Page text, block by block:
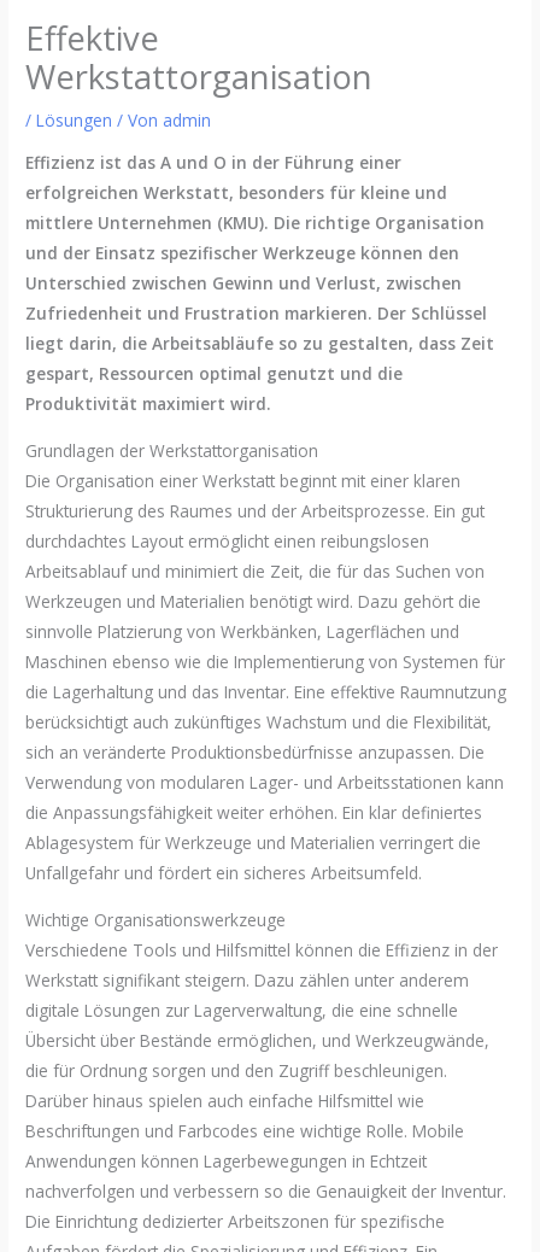
Effektive
Werkstattorganisation
/Lösungen / Von admin
Effizienz ist das A und O in der Führung einer
erfolgreichen Werkstatt, besonders für kleine und
mittlere Unternehmen (KMU). Die richtige Organisation
und der Einsatz spezifischer Werkzeuge können den
Unterschied zwischen Gewinn und Verlust, zwischen
Zufriedenheit und Frustration markieren. Der Schlüssel
liegt darin, die Arbeitsabläufe so zu gestalten, dass Zeit
gespart, Ressourcen optimal genutzt und die
Produktivität maximiert wird.
Grundlagen der Werkstattorganisation
Die Organisation einer Werkstatt beginnt mit einer klaren
Strukturierung des Raumes und der Arbeitsprozesse. Ein gut
durchdachtes Layout ermöglicht einen reibungslosen
Arbeitsablauf und minimiert die Zeit, die für das Suchen von
Werkzeugen und Materialien benötigt wird. Dazu gehört die
sinnvolle Platzierung von Werkbänken, Lagerflächen und
Maschinen ebenso wie die Implementierung von Systemen für
die Lagerhaltung und das Inventar. Eine effektive Raumnutzung
berücksichtigt auch zukünftiges Wachstum und die Flexibilität,
sich an veränderte Produktionsbedürfnisse anzupassen. Die
Verwendung von modularen Lager- und Arbeitsstationen kann
die Anpassungsfähigkeit weiter erhöhen. Ein klar definiertes
Ablagesystem für Werkzeuge und Materialien verringert die
Unfallgefahr und fördert ein sicheres Arbeitsumfeld.
Wichtige Organisationswerkzeuge
Verschiedene Tools und Hilfsmittel können die Effizienz in der
Werkstatt signifikant steigern. Dazu zählen unter anderem
digitale Lösungen zur Lagerverwaltung, die eine schnelle
Übersicht über Bestände ermöglichen, und Werkzeugwände,
die für Ordnung sorgen und den Zugriff beschleunigen.
Darüber hinaus spielen auch einfache Hilfsmittel wie
Beschriftungen und Farbcodes eine wichtige Rolle. Mobile
Anwendungen können Lagerbewegungen in Echtzeit
nachverfolgen und verbessern so die Genauigkeit der Inventur.
Die Einrichtung dedizierter Arbeitszonen für spezifische